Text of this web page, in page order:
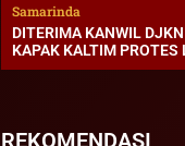
Samarinda
DITERIMA KANWIL
KAPAK KALTIM PROTES
REKOMENDASI